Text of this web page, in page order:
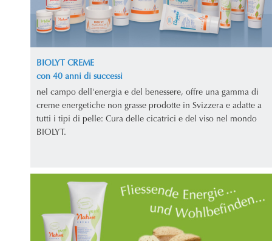
BIOLYT CREME
con 40 anni di successi
nel campo dell'energia e del benessere, offre una gamma di
creme energetiche non grasse prodotte in Svizzera e adatte a
tutti i tipi di pelle: Cura delle cicatrici e del viso nel mondo
BIOLYT.